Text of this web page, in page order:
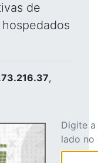
de
,
Digite
lado no